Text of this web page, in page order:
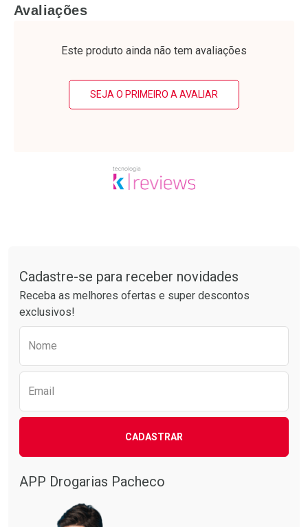
Laboratório
Por R$ 61,55/cada
Por Menos Laboratório
Por R$ 55,19/cada
Por Menos
Avaliações
Este produto ainda não tem avaliações
SEJA O PRIMEIRO A AVALIAR
Cadastre-se para receber novidades
Receba as melhores ofertas e super descontos
exclusivos!
Nome
Email
CADASTRAR
APP Drogarias Pacheco